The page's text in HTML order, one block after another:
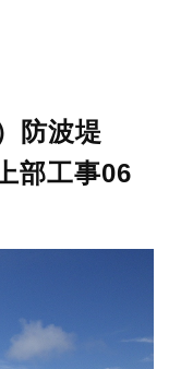
防波堤
部工事06